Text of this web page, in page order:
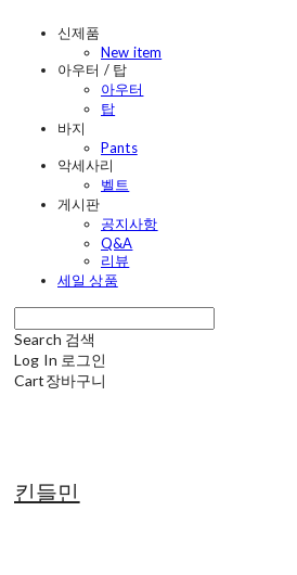
신제품
New item
아우터 / 탑
아우터
탑
바지
Pants
악세사리
벨트
게시판
공지사항
Q&A
리뷰
세일 상품
Search 검색
Log In 로그인
Cart장바구니
킨들민